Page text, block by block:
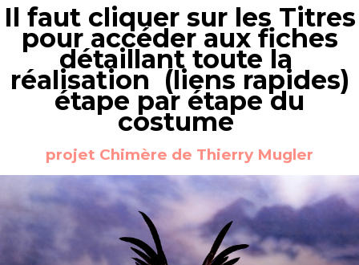
Il faut cliquer sur les Titres
pour accéder aux fiches
détaillant toute la
réalisation (liens rapides)
étape par étape du
costume
projet Chimère de Thierry Mugler